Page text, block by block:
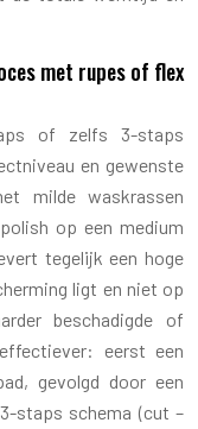
met rupes of flex
of zelfs 3-staps
en gewenste
milde waskrassen
op een medium
tegelijk een hoge
ligt en niet op
beschadigde of
eerst een
gevolgd door een
staps schema (cut –